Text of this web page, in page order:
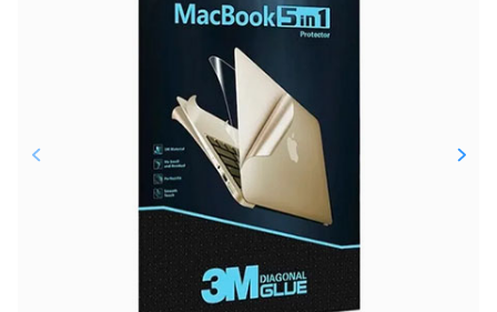
График платежей
25
Добавляйте товары